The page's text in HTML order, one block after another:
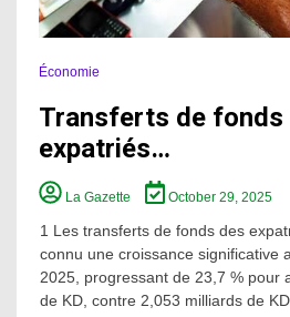
Économie
Transferts de fonds
expatriés…
La Gazette October 29, 2025
1 Les transferts de fonds des
connu une croissance significative
2025, progressant de 23,7 % pour
de KD, contre 2,053 milliards de KD